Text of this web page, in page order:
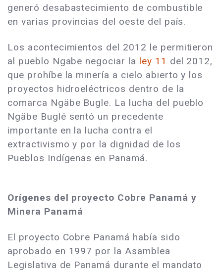
generó desabastecimiento de combustible
en varias provincias del oeste del país.
Los acontecimientos del 2012 le permitieron
al pueblo Ngabe negociar la ley 11 del 2012,
que prohíbe la minería a cielo abierto y los
proyectos hidroeléctricos dentro de la
comarca Ngäbe Bugle. La lucha del pueblo
Ngäbe Buglé sentó un precedente
importante en la lucha contra el
extractivismo y por la dignidad de los
Pueblos Indígenas en Panamá.
Orígenes del proyecto Cobre Panamá y
Minera Panamá
El proyecto Cobre Panamá había sido
aprobado en 1997 por la Asamblea
Legislativa de Panamá durante el mandato